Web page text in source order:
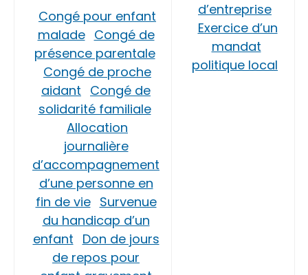
Congé pour enfant
malade Congé de
présence parentale
Congé de proche
aidant Congé de
solidarité familiale
Allocation
journalière
d’accompagnement
d’une personne en
fin de vie Survenue
du handicap d’un
enfant Don de jours
de repos pour
d’entreprise
Exercice d’un
mandat
politique local